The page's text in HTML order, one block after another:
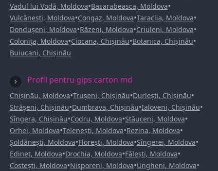
Vadul lui Vodă, Moldova•Basarabeasca, Moldova•
Vulcănești, Moldova•Congaz, Moldova•Taraclia, Moldova•
Dondușeni, Moldova•Răzeni, Moldova•Criuleni, Moldova•
Colonița, Moldova•Ciocana, Chișinău•Botanica, Chișinău•
Buiucani, Chișinău
Profil pentru gips carton md
Chișinău, Moldova•Trușeni, Chișinău•Durlești, Chișinău•
Strășeni, Chișinău•Dumbrava, Chișinău•Ialoveni, Chișinău•
Sîngera, Chișinău•Codru, Moldova•Stăuceni, Moldova•
Orhei, Moldova•Telenești, Moldova•Rezina, Moldova•
Șoldănești, Moldova•Florești, Moldova•Sîngerei, Moldova•
Edineț, Moldova•Drochia, Moldova•Fălești, Moldova•
Costești, Moldova•Nisporeni, Moldova•Ungheni, Moldova•